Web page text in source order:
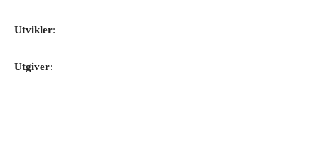
Utvikler:
Utgiver: